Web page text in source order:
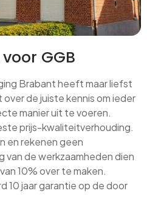
GGB
Brabant heeft maar liefst
de juiste kennis om ieder
manier uit te voeren.
prijs-kwaliteitverhouding.
en rekenen geen
van de werkzaamheden dien
10% over te maken.
10 jaar garantie op de door